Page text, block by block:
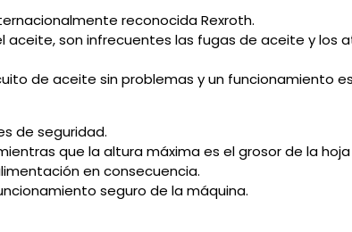
reconocida Rexroth.
son infrecuentes las fugas de aceite y los
de aceite sin problemas y un funcionamiento
de seguridad.
que la altura máxima es el grosor de la
en consecuencia.
seguro de la máquina.